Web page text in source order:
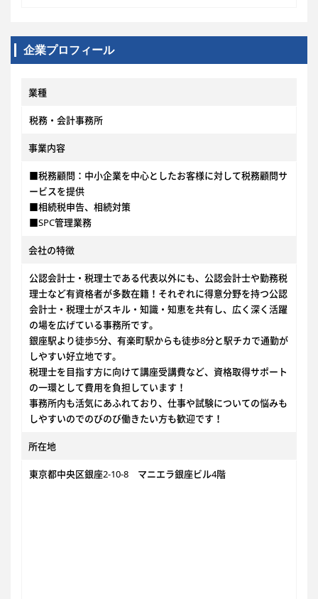
企業プロフィール
業種
税務・会計事務所
事業内容
■税務顧問：中小企業を中心としたお客様に対して税務顧問サ
ービスを提供
■相続税申告、相続対策
■SPC管理業務
会社の特徴
公認会計士・税理士である代表以外にも、公認会計士や勤務税
理士など有資格者が多数在籍！それぞれに得意分野を持つ公認
会計士・税理士がスキル・知識・知恵を共有し、広く深く活躍
の場を広げている事務所です。
銀座駅より徒歩5分、有楽町駅からも徒歩8分と駅チカで通勤が
しやすい好立地です。
税理士を目指す方に向けて講座受講費など、資格取得サポート
の一環として費用を負担しています！
事務所内も活気にあふれており、仕事や試験についての悩みも
しやすいのでのびのび働きたい方も歓迎です！
所在地
東京都中央区銀座2-10-8 マニエラ銀座ビル4階